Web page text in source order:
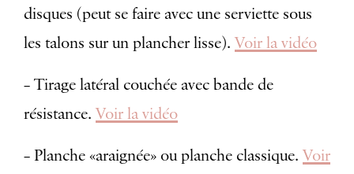
disques (peut se faire avec une serviette sous
les talons sur un plancher lisse). Voir la vidéo
– Tirage latéral couchée avec bande de
résistance. Voir la vidéo
– Planche «araignée» ou planche classique. Voir